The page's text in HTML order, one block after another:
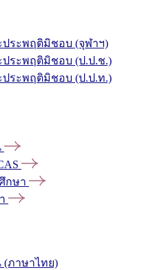
ประพฤติมิชอบ (จุฬาฯ)
ประพฤติมิชอบ (ป.ป.ช.)
ประพฤติมิชอบ (ป.ป.ท.)
กษา
(ภาษาไทย)